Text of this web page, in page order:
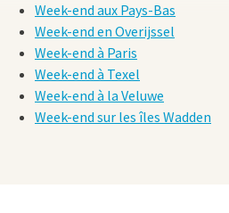
Week-end aux Pays-Bas
Week-end en Overijssel
Week-end à Paris
Week-end à Texel
Week-end à la Veluwe
Week-end sur les îles Wadden